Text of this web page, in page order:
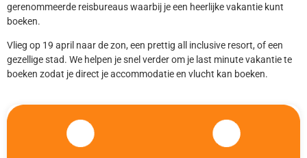
gerenommeerde reisbureaus waarbij je een heerlijke vakantie kunt
boeken.
Vlieg op 19 april naar de zon, een prettig all inclusive resort, of een
gezellige stad. We helpen je snel verder om je last minute vakantie te
boeken zodat je direct je accommodatie en vlucht kan boeken.